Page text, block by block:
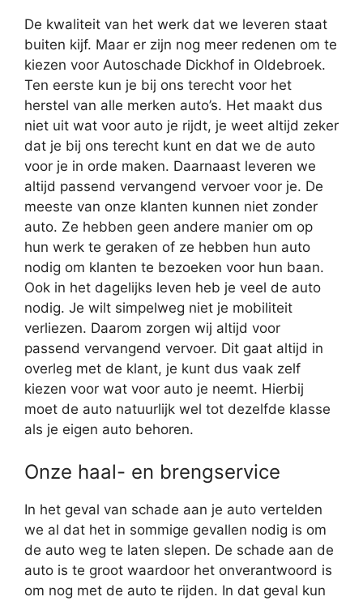
De kwaliteit van het werk dat we leveren staat
buiten kijf. Maar er zijn nog meer redenen om te
kiezen voor Autoschade Dickhof in Oldebroek.
Ten eerste kun je bij ons terecht voor het
herstel van alle merken auto’s. Het maakt dus
niet uit wat voor auto je rijdt, je weet altijd zeker
dat je bij ons terecht kunt en dat we de auto
voor je in orde maken. Daarnaast leveren we
altijd passend vervangend vervoer voor je. De
meeste van onze klanten kunnen niet zonder
auto. Ze hebben geen andere manier om op
hun werk te geraken of ze hebben hun auto
nodig om klanten te bezoeken voor hun baan.
Ook in het dagelijks leven heb je veel de auto
nodig. Je wilt simpelweg niet je mobiliteit
verliezen. Daarom zorgen wij altijd voor
passend vervangend vervoer. Dit gaat altijd in
overleg met de klant, je kunt dus vaak zelf
kiezen voor wat voor auto je neemt. Hierbij
moet de auto natuurlijk wel tot dezelfde klasse
als je eigen auto behoren.
Onze haal- en brengservice
In het geval van schade aan je auto vertelden
we al dat het in sommige gevallen nodig is om
de auto weg te laten slepen. De schade aan de
auto is te groot waardoor het onverantwoord is
om nog met de auto te rijden. In dat geval kun